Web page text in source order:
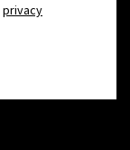
privacy